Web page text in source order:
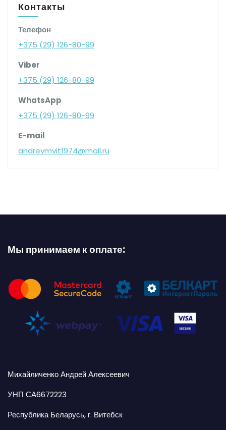
Контакты
Телефон
+375 (29) 126-80-99
Viber
+375 (29) 126-80-99
WhatsApp
+375 (29) 126-80-99
E-mail
andreymvit1974@mail.ru
Мы принимаем к оплате:
Михайличенко Андрей Алексеевич
УНП СА6672223
Республика Беларусь, г. Витебск